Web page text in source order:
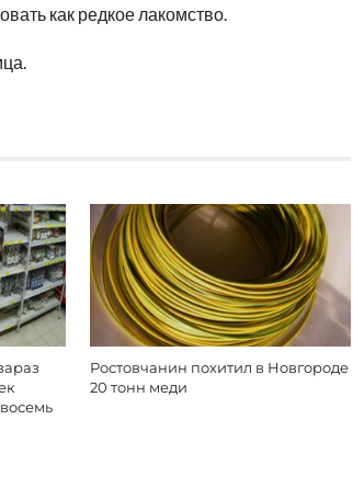
как редкое лакомство.
Ростовчанин похитил в Новгороде
20 тонн меди